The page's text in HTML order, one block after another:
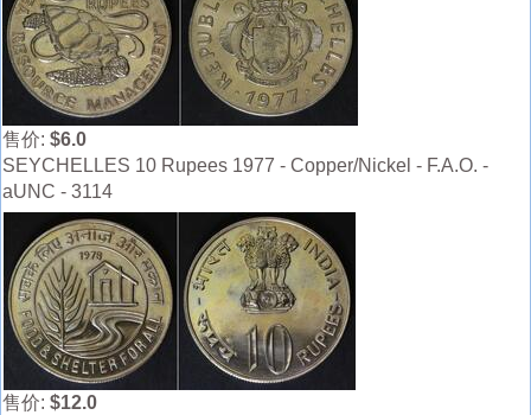
售价: $6.0
SEYCHELLES 10 Rupees 1977 - Copper/Nickel - F.A.O. -
aUNC - 3114
售价: $12.0